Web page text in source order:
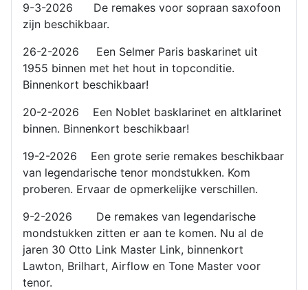
9-3-2026 De remakes voor sopraan saxofoon
zijn beschikbaar.
26-2-2026 Een Selmer Paris baskarinet uit
1955 binnen met het hout in topconditie.
Binnenkort beschikbaar!
20-2-2026 Een Noblet basklarinet en altklarinet
binnen. Binnenkort beschikbaar!
19-2-2026 Een grote serie remakes beschikbaar
van legendarische tenor mondstukken. Kom
proberen. Ervaar de opmerkelijke verschillen.
9-2-2026 De remakes van legendarische
mondstukken zitten er aan te komen. Nu al de
jaren 30 Otto Link Master Link, binnenkort
Lawton, Brilhart, Airflow en Tone Master voor
tenor.